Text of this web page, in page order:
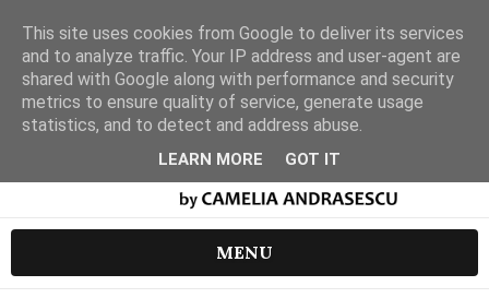
MENU
This site uses cookies from Google to deliver its services
and to analyze traffic. Your IP address and user-agent are
shared with Google along with performance and security
metrics to ensure quality of service, generate usage
statistics, and to detect and address abuse.
LEARN MORE GOT IT